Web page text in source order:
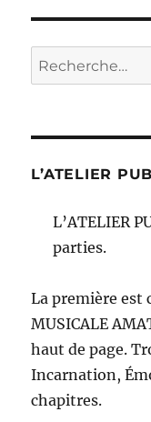
Recherche
pour :
L’ATELIER
L’ATELIER
parties.
La première est
MUSICALE
haut de page.
Incarnation,
chapitres.